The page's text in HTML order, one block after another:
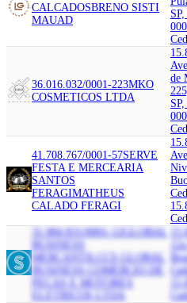
CALCADOSBRENO SISTI
MAUAD
000
36.016.032/0001-223MKO
COSMETICOS LTDA
de
000
41.708.767/0001-57SERVE
FESTA E MERCEARIA
SANTOS
FERAGIMATHEUS
CALADO FERAGI
31.084.831/0001-12GLOBAL
MERCANTILCCS GLOBAL
BUSINESS COMERCIO DE
PECAS E MOTORES
ELETRICOS LTDA